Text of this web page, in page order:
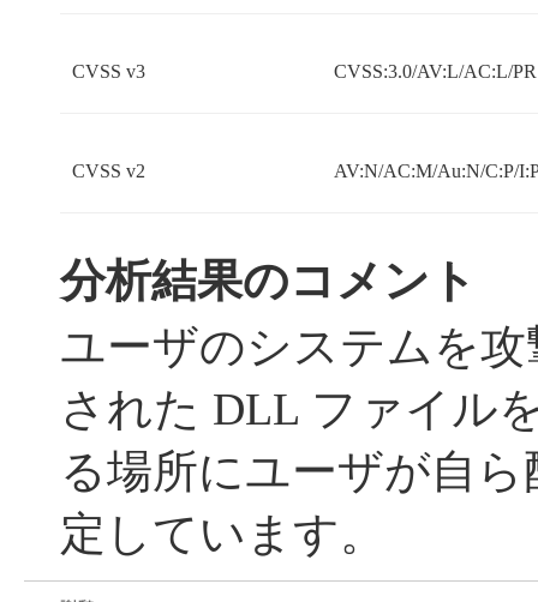
CVSS v3 CVSS:3.0/AV:L/AC:L/
CVSS v2 AV:N/AC:M/Au:N/C:P/
分析結果のコメント
ユーザのシステムを
された DLL ファイル
る場所にユーザが自
定しています。